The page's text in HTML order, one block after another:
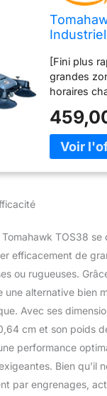
Brosse
Triple
pour
[Fini plus
grandes
horaires
large sur
passage,
couvrir
balai
utilisé à
l'extérieur
sèches. De
super
une
autour des
Réglable :
facilement
un
TOS38 se
efficacement de
ou rugueuses.
une alternative bien
Avec ses
cm et son poids
performance
Bien qu’il
par engrenages,